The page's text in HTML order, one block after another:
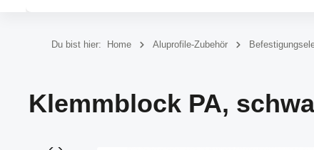
Du bist hier: Home Aluprofile-Zubehör
Klemmblock PA,